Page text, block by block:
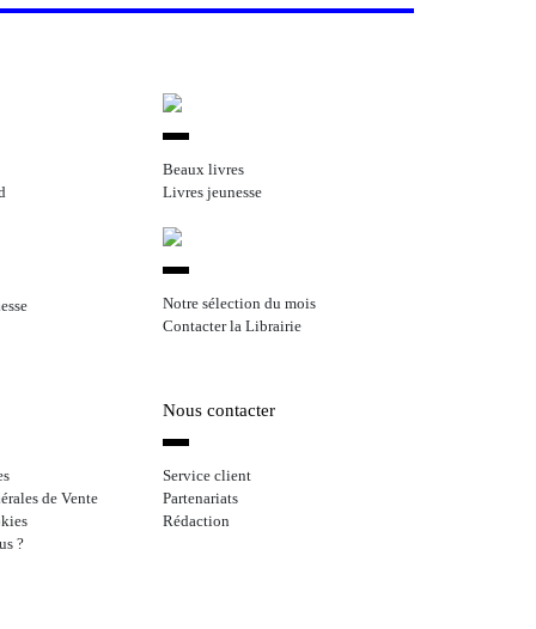
Beaux livres
Livres jeunesse
Notre sélection du mois
Contacter la Librairie
de Vente
?
Nous contacter
Service client
Partenariats
Rédaction